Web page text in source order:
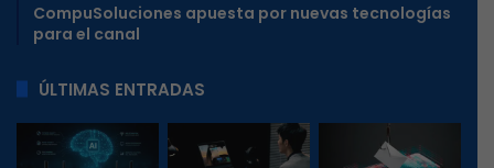
CompuSoluciones apuesta por nuevas tecnologías
para el canal
ÚLTIMAS ENTRADAS